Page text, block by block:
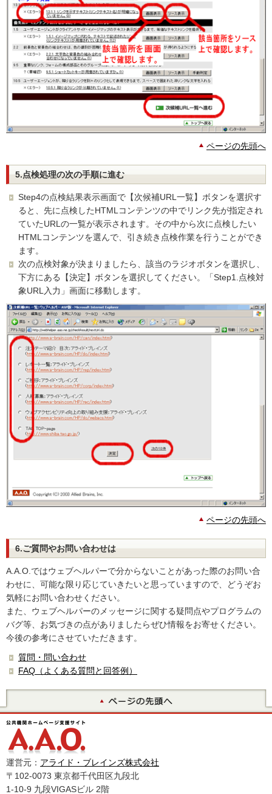
ページの先頭へ
5.点検処理の次の手順に進む
Step4の点検結果表示画面で【次候補URL一覧】ボタンを選択す
ると、先に点検したHTMLコンテンツの中でリンク先が指定され
ていたURLの一覧が表示されます。その中から次に点検したい
HTMLコンテンツを選んで、引き続き点検作業を行うことができ
ます。
次の点検対象が決まりましたら、該当のラジオボタンを選択し、
下方にある【決定】ボタンを選択してください。「Step1.点検対
象URL入力」画面に移動します。
ページの先頭へ
6.ご質問やお問い合わせは
A.A.O.ではウェブヘルパーで分からないことがあった際のお問い合
わせに、可能な限り応じていきたいと思っていますので、どうぞお
気軽にお問い合わせください。
また、ウェブヘルパーのメッセージに関する疑問点やプログラムの
バグ等、お気づきの点がありましたらぜひ情報をお寄せください。
今後の参考にさせていただきます。
質問・問い合わせ
FAQ（よくある質問と回答例）
運営元： アライド・ブレインズ株式会社
〒102-0073 東京都千代田区九段北
1-10-9 九段VIGASビル 2階